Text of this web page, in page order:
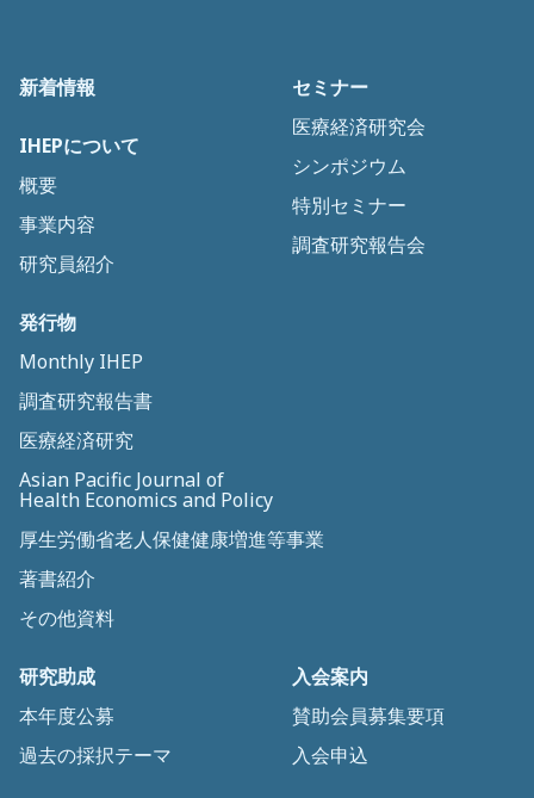
新着情報
IHEPについて
概要
事業内容
研究員紹介
セミナー
医療経済研究会
シンポジウム
特別セミナー
調査研究報告会
発行物
Monthly IHEP
調査研究報告書
医療経済研究
Asian Pacific Journal of
Health Economics and Policy
厚生労働省老人保健健康増進等事業
著書紹介
その他資料
研究助成
本年度公募
過去の採択テーマ
入会案内
賛助会員募集要項
入会申込